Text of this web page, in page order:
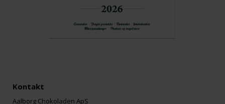
Kontakt
Aalborg Chokoladen ApS